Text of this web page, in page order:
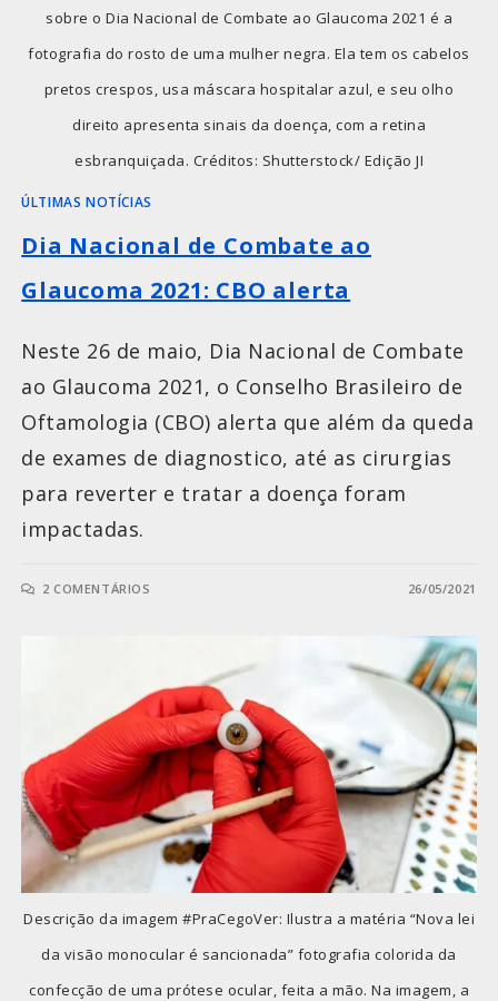
sobre o Dia Nacional de Combate ao Glaucoma 2021 é a
fotografia do rosto de uma mulher negra. Ela tem os cabelos
pretos crespos, usa máscara hospitalar azul, e seu olho
direito apresenta sinais da doença, com a retina
esbranquiçada. Créditos: Shutterstock/ Edição JI
ÚLTIMAS NOTÍCIAS
Dia Nacional de Combate ao
Glaucoma 2021: CBO alerta
Neste 26 de maio, Dia Nacional de Combate
ao Glaucoma 2021, o Conselho Brasileiro de
Oftamologia (CBO) alerta que além da queda
de exames de diagnostico, até as cirurgias
para reverter e tratar a doença foram
impactadas.
2 COMENTÁRIOS 26/05/2021
Descrição da imagem #PraCegoVer: Ilustra a matéria “Nova lei
da visão monocular é sancionada” fotografia colorida da
confecção de uma prótese ocular, feita a mão. Na imagem, a